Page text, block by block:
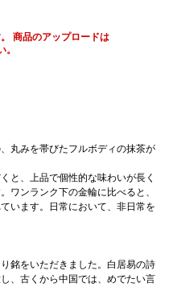
丸みを帯びたフルボディの抹茶が
と、上品で個性的な味わいが長く
ワンランク下の金輪に比べると、
います。日常において、非日常を
銘をいただきました。白居易の詩
、古くから中国では、めでたい言
商品のアップロードは